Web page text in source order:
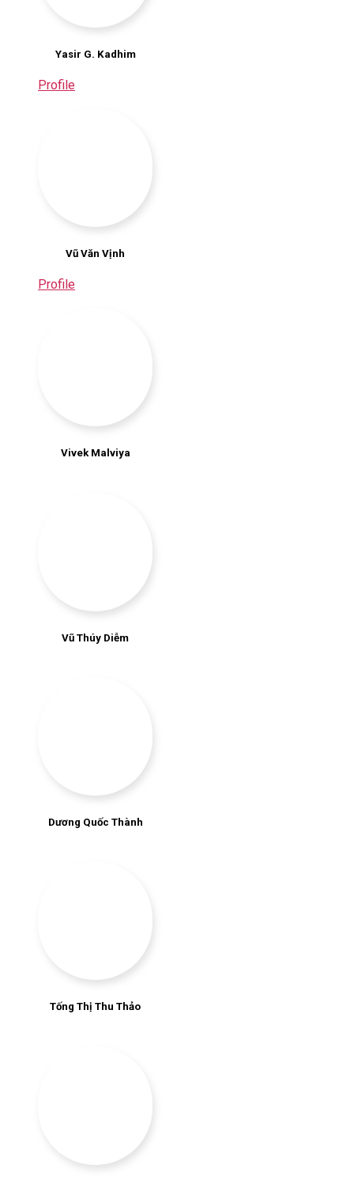
Yasir G. Kadhim
Profile
Vũ Văn Vịnh
Profile
Vivek Malviya
Vũ Thúy Diễm
Dương Quốc Thành
Tống Thị Thu Thảo